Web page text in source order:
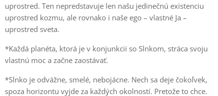
uprostred. Ten nepredstavuje len našu jedinečnú existenciu
uprostred kozmu, ale rovnako i naše ego – vlastné Ja –
uprostred sveta.
*Každá planéta, ktorá je v konjunkcii so Slnkom, stráca svoju
vlastnú moc a začne zaostávať.
*Slnko je odvážne, smelé, nebojácne. Nech sa deje čokoľvek,
spoza horizontu vyjde za každých okolností. Pretože to chce.